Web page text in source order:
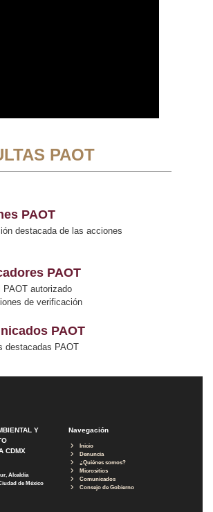
PAOT
PAOT
destacada de las acciones
PAOT
PAOT autorizado
de verificación
PAOT
destacadas PAOT
Y
CDMX
Alcaldía
de México
Navegación
Inicio
Denuncia
¿Quiénes somos?
Micrositios
Comunicados
Consejo de Gobierno